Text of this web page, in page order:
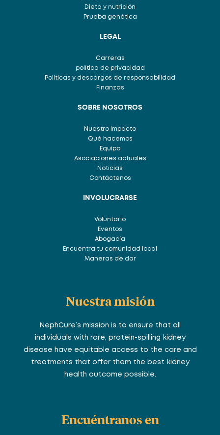
Dieta y nutrición
Prueba genética
LEGAL
Carreras
política de privacidad
Políticas y descargos de responsabilidad
Finanzas
SOBRE NOSOTROS
Nuestro Impacto
Qué hacemos
Equipo
Asociaciones actuales
Noticias
Contáctenos
INVOLUCRARSE
Voluntario
Eventos
Abogacía
Encuentra tu comunidad local
Maneras de dar
Nuestra misión
NephCure’s mission is to ensure that all
individuals with rare, protein-spilling kidney
disease have equitable access to the care and
treatments that offer them the best kidney
health outcome possible.
Encuéntranos en